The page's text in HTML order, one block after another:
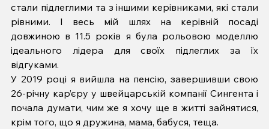
стали підлеглими та з іншими керівниками, які стали
рівними. І весь мій шлях на керівній посаді
довжиною в 11.5 років я була рольовою моделлю
ідеального лідера для своїх підлеглих за їх
відгуками.
У 2019 році я вийшла на пенсію, завершивши свою
26-річну кар’єру у швейцарській компанії Сингента і
почала думати, чим же я хочу ще в житті зайнятися,
крім того, що я дружина, мама, бабуся, теща.